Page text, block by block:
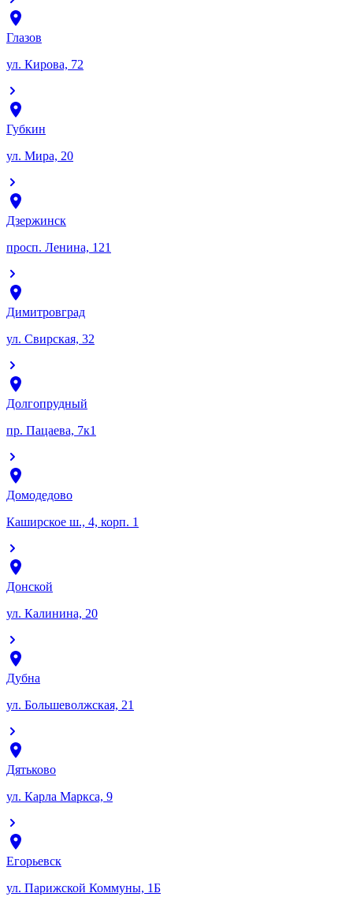
Глазов
ул. Кирова, 72
Губкин
ул. Мира, 20
Дзержинск
просп. Ленина, 121
Димитровград
ул. Свирская, 32
Долгопрудный
пр. Пацаева, 7к1
Домодедово
Каширское ш., 4, корп. 1
Донской
ул. Калинина, 20
Дубна
ул. Большеволжская, 21
Дятьково
ул. Карла Маркса, 9
Егорьевск
ул. Парижской Коммуны, 1Б